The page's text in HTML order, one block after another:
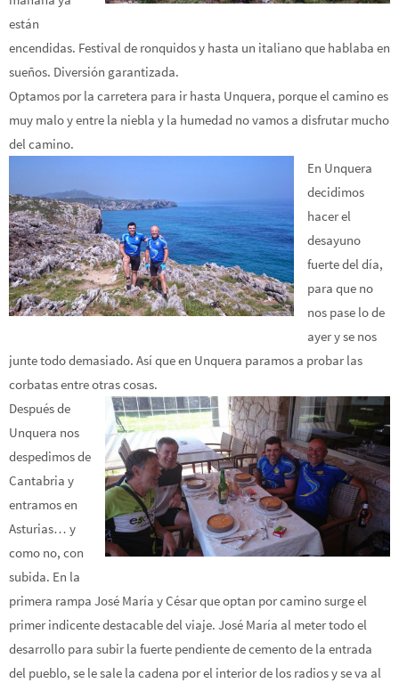
están
encendidas. Festival de ronquidos y hasta un italiano que hablaba en
sueños. Diversión garantizada.
Optamos por la carretera para ir hasta Unquera, porque el camino es
muy malo y entre la niebla y la humedad no vamos a disfrutar mucho
del camino.
En Unquera
decidimos
hacer el
desayuno
fuerte del día,
para que no
nos pase lo de
ayer y se nos
junte todo demasiado. Así que en Unquera paramos a probar las
corbatas entre otras cosas.
Después de
Unquera nos
despedimos de
Cantabria y
entramos en
Asturias… y
como no, con
subida. En la
primera rampa José María y César que optan por camino surge el
primer indicente destacable del viaje. José María al meter todo el
desarrollo para subir la fuerte pendiente de cemento de la entrada
del pueblo, se le sale la cadena por el interior de los radios y se va al